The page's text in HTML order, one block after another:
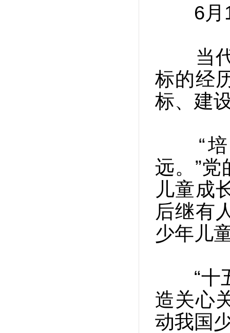
6月1
当代
标的经
标、建
“培
远。”
儿童成
后继有
少年儿
“十五
造关心
动我国